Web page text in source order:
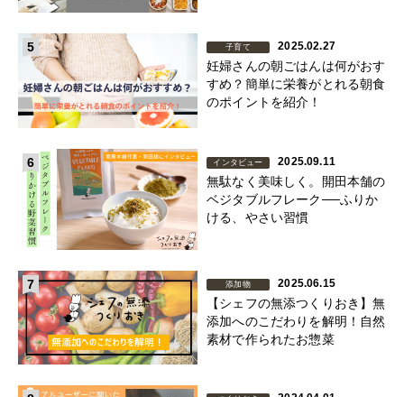
5 子育て 2025.02.27
妊婦さんの朝ごはんは何がおす
すめ？簡単に栄養がとれる朝食
のポイントを紹介！
6 インタビュー 2025.09.11
無駄なく美味しく。開田本舗の
ベジタブルフレーク──ふりか
ける、やさい習慣
7 添加物 2025.06.15
【シェフの無添つくりおき】無
添加へのこだわりを解明！自然
素材で作られたお惣菜